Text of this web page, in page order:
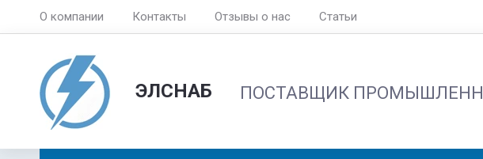
О компании Контакты Отзывы о нас Статьи
ЭЛСНАБ ПОСТАВЩИК